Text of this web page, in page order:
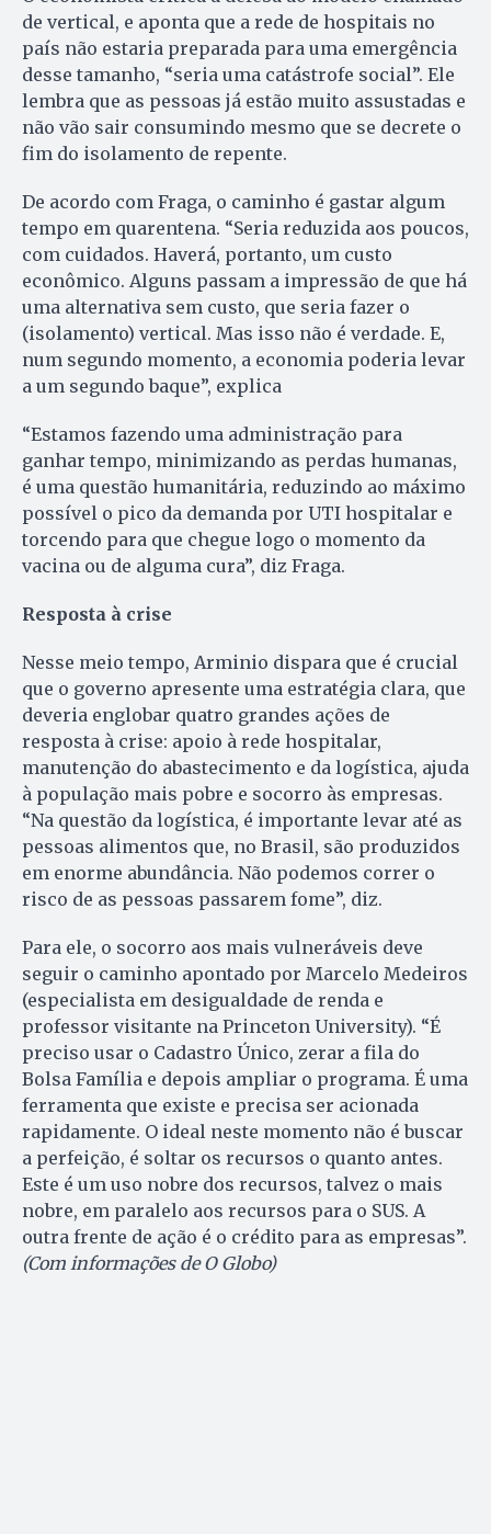
de vertical, e aponta que a rede de hospitais no
país não estaria preparada para uma emergência
desse tamanho, “seria uma catástrofe social”. Ele
lembra que as pessoas já estão muito assustadas e
não vão sair consumindo mesmo que se decrete o
fim do isolamento de repente.
De acordo com Fraga, o caminho é gastar algum
tempo em quarentena. “Seria reduzida aos poucos,
com cuidados. Haverá, portanto, um custo
econômico. Alguns passam a impressão de que há
uma alternativa sem custo, que seria fazer o
(isolamento) vertical. Mas isso não é verdade. E,
num segundo momento, a economia poderia levar
a um segundo baque”, explica
“Estamos fazendo uma administração para
ganhar tempo, minimizando as perdas humanas,
é uma questão humanitária, reduzindo ao máximo
possível o pico da demanda por UTI hospitalar e
torcendo para que chegue logo o momento da
vacina ou de alguma cura”, diz Fraga.
Resposta à crise
Nesse meio tempo, Arminio dispara que é crucial
que o governo apresente uma estratégia clara, que
deveria englobar quatro grandes ações de
resposta à crise: apoio à rede hospitalar,
manutenção do abastecimento e da logística, ajuda
à população mais pobre e socorro às empresas.
“Na questão da logística, é importante levar até as
pessoas alimentos que, no Brasil, são produzidos
em enorme abundância. Não podemos correr o
risco de as pessoas passarem fome”, diz.
Para ele, o socorro aos mais vulneráveis deve
seguir o caminho apontado por Marcelo Medeiros
(especialista em desigualdade de renda e
professor visitante na Princeton University). “É
preciso usar o Cadastro Único, zerar a fila do
Bolsa Família e depois ampliar o programa. É uma
ferramenta que existe e precisa ser acionada
rapidamente. O ideal neste momento não é buscar
a perfeição, é soltar os recursos o quanto antes.
Este é um uso nobre dos recursos, talvez o mais
nobre, em paralelo aos recursos para o SUS. A
outra frente de ação é o crédito para as empresas”.
(Com informações de O Globo)